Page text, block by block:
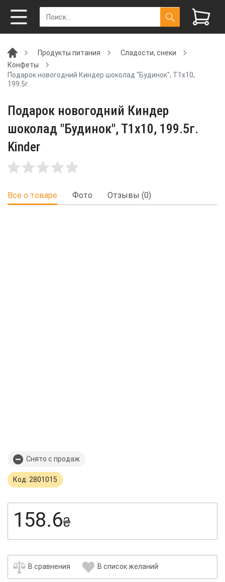
Продукты питания
Сладости, снеки
Конфеты
Подарок новогодний Киндер шоколад "Будинок", Т1х10,
199.5г.
Подарок новогодний Киндер
шоколад "Будинок", Т1х10, 199.5г.
Kinder
Все о товаре Фото Отзывы (0)
Снято с продаж
Код: 2801015
158.6₴
В сравнения В список желаний